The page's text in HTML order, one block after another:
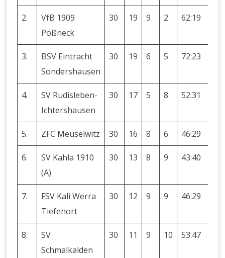
2.
VfB 1909
Pößneck
30 19 9 2 62:19
3.
BSV Eintracht
Sondershausen
30 19 6 5 72:23
4.
SV Rudisleben-
Ichtershausen
30 17 5 8 52:31
5. ZFC Meuselwitz 30 16 8 6 46:29
6.
SV Kahla 1910
(A)
30 13 8 9 43:40
7.
FSV Kali Werra
Tiefenort
30 12 9 9 46:29
8.
SV
Schmalkalden
30 11 9 10 53:47